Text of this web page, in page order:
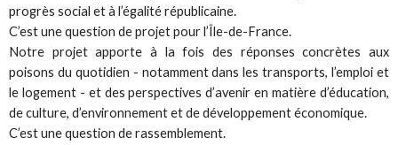
progrès social et à l’égalité républicaine.
C’est une question de projet pour l’Île-de-France.
Notre projet apporte à la fois des réponses concrètes aux
poisons du quotidien - notamment dans les transports, l’emploi et
le logement - et des perspectives d’avenir en matière d’éducation,
de culture, d’environnement et de développement économique.
C’est une question de rassemblement.